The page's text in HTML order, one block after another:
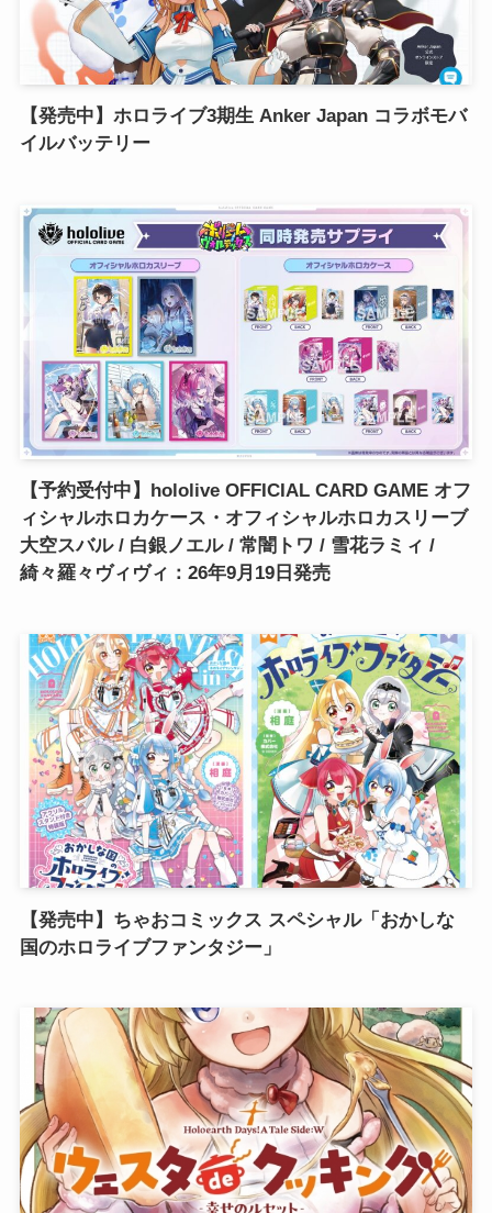
【発売中】ホロライブ3期生 Anker Japan コラボモバ
イルバッテリー
【予約受付中】hololive OFFICIAL CARD GAME オフ
ィシャルホロカケース・オフィシャルホロカスリーブ
大空スバル / 白銀ノエル / 常闇トワ / 雪花ラミィ /
綺々羅々ヴィヴィ：26年9月19日発売
【発売中】ちゃおコミックス スペシャル「おかしな
国のホロライブファンタジー」